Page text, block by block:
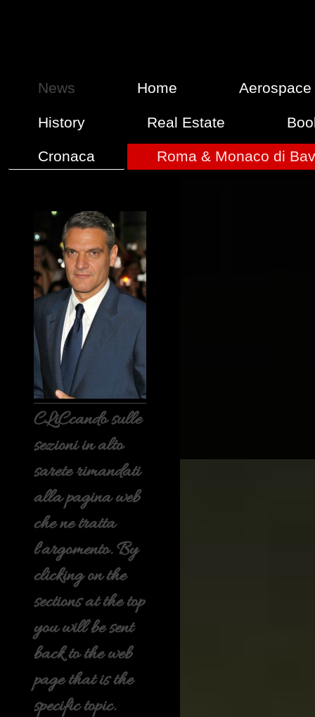
News Home Aerospace
History Real Estate
Cronaca Roma & Monaco di
CLiCcando sulle
sezioni in alto
sarete rimandati
alla pagina web
che ne tratta
l'argomento. By
clicking on the
sections at the top
you will be sent
back to the web
page that is the
specific topic.